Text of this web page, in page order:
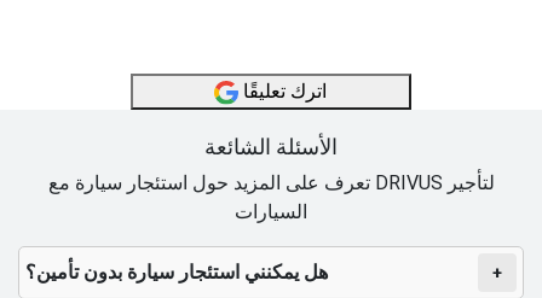
اترك تعليقًا
الأسئلة الشائعة
تعرف على المزيد حول استئجار سيارة مع DRIVUS لتأجير
السيارات
هل يمكنني استئجار سيارة بدون تأمين؟ +